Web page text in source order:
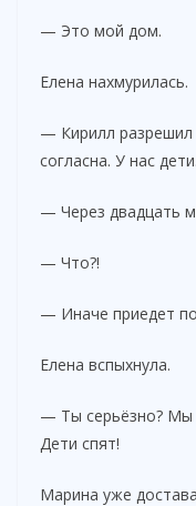
— Это мой дом.
Елена нахмурилась.
— Кирилл
согласна. У нас
— Через двадцать
— Что?!
— Иначе приедет
Елена вспыхнула.
— Ты серьёзно? Мы
Дети спят!
Марина уже